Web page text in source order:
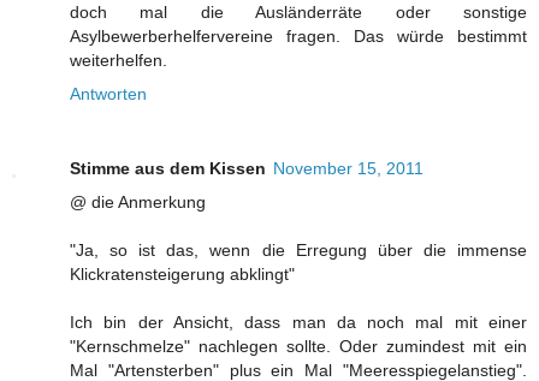
doch mal die Ausländerräte oder sonstige
Asylbewerberhelfervereine fragen. Das würde bestimmt
weiterhelfen.
Antworten
Stimme aus dem Kissen November 15, 2011
@ die Anmerkung
"Ja, so ist das, wenn die Erregung über die immense
Klickratensteigerung abklingt"
Ich bin der Ansicht, dass man da noch mal mit einer
"Kernschmelze" nachlegen sollte. Oder zumindest mit ein
Mal "Artensterben" plus ein Mal "Meeresspiegelanstieg".